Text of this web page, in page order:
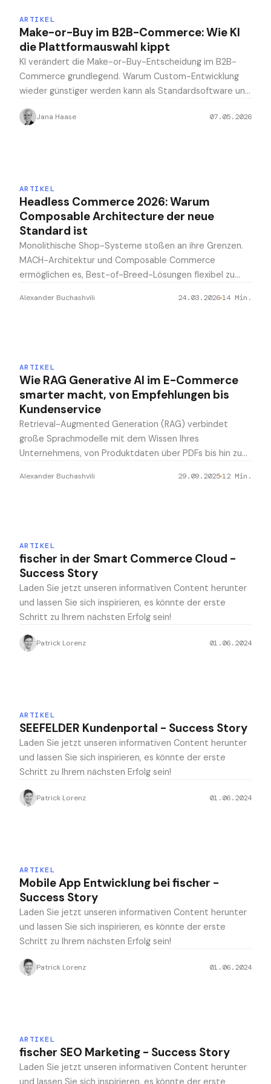
ARTIKEL
Make-or-Buy im B2B-Commerce: Wie KI
die Plattformauswahl kippt
KI verändert die Make-or-Buy-Entscheidung im B2B-
Commerce grundlegend. Warum Custom-Entwicklung
wieder günstiger werden kann als Standardsoftware und
Jana Haase 07.05.2026
ARTIKEL
Headless Commerce 2026: Warum
Composable Architecture der neue
Standard ist
Monolithische Shop-Systeme stoßen an ihre Grenzen.
MACH-Architektur und Composable Commerce
ermöglichen es, Best-of-Breed-Lösungen flexibel zu
ehrlicher Leitfaden mit Plattformvergleich.
Alexander Buchashvili 24.03.202614 Min.
ARTIKEL
Wie RAG Generative AI im E-Commerce
smarter macht, von Empfehlungen bis
Kundenservice
Retrieval-Augmented Generation (RAG) verbindet
große Sprachmodelle mit dem Wissen Ihres
Unternehmens, von Produktdaten über PDFs bis hin zu
Alexander Buchashvili 29.09.202512 Min.
ARTIKEL
fischer in der Smart Commerce Cloud -
Success Story
Laden Sie jetzt unseren informativen Content herunter
und lassen Sie sich inspirieren, es könnte der erste
Schritt zu Ihrem nächsten Erfolg sein!
Patrick Lorenz 01.06.2024
ARTIKEL
SEEFELDER Kundenportal - Success Story
Laden Sie jetzt unseren informativen Content herunter
und lassen Sie sich inspirieren, es könnte der erste
Schritt zu Ihrem nächsten Erfolg sein!
Patrick Lorenz 01.06.2024
ARTIKEL
Mobile App Entwicklung bei fischer -
Success Story
Laden Sie jetzt unseren informativen Content herunter
und lassen Sie sich inspirieren, es könnte der erste
Schritt zu Ihrem nächsten Erfolg sein!
Patrick Lorenz 01.06.2024
ARTIKEL
fischer SEO Marketing - Success Story
Laden Sie jetzt unseren informativen Content herunter
und lassen Sie sich inspirieren, es könnte der erste